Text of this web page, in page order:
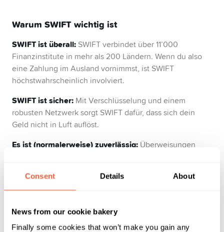
Consent Details About
News from our cookie bakery
Finally some cookies that won’t make you gain any
Warum SWIFT wichtig ist
SWIFT ist überall: SWIFT verbindet über 11’000
Finanzinstitute in mehr als 200 Ländern. Wenn du also
eine Zahlung im Ausland vornimmst, ist SWIFT
höchstwahrscheinlich involviert.
SWIFT ist sicher: Mit Verschlüsselung und einem
robusten Netzwerk sorgt SWIFT dafür, dass sich dein
Geld nicht in Luft auflöst.
Es ist (normalerweise) zuverlässig: Überweisungen
deiner Bank langsamer ist als du an einem
Montagmorgen.